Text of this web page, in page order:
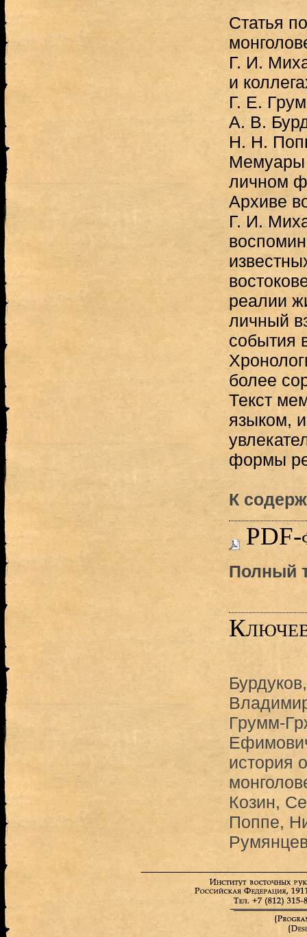
Статья
Г. И.
и
Г. Е.
А. В.
Н. Н.
Мемуары
личном
Архиве
Г. И.
реалии
личный
события
более
Текст
языком,
формы
К
PDF-
Полный
Грумм-
история
Козин,
Поппе,